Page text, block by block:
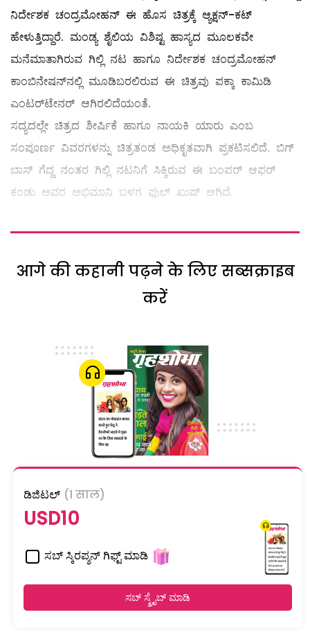
ನಿರ್ದೇಶಕ ಚಂದ್ರಮೋಹನ್ ಈ ಹೊಸ ಚಿತ್ರಕ್ಕೆ ಆ್ಯಕ್ಷನ್-ಕಟ್
ಹೇಳುತ್ತಿದ್ದಾರೆ. ಮಂಡ್ಯ ಶೈಲಿಯ ವಿಶಿಷ್ಟ ಹಾಸ್ಯದ ಮೂಲಕವೇ
ಮನೆಮಾತಾಗಿರುವ ಗಿಲ್ಲಿ ನಟ ಹಾಗೂ ನಿರ್ದೇಶಕ ಚಂದ್ರಮೋಹನ್
ಕಾಂಬಿನೇಷನ್‌ನಲ್ಲಿ ಮೂಡಿಬರಲಿರುವ ಈ ಚಿತ್ರವು ಪಕ್ಕಾ ಕಾಮಿಡಿ
ಎಂಟರ್‌ಟೇನರ್ ಆಗಿರಲಿದೆಯಂತೆ.
ಸದ್ಯದಲ್ಲೇ ಚಿತ್ರದ ಶೀರ್ಷಿಕೆ ಹಾಗೂ ನಾಯಕಿ ಯಾರು ಎಂಬ
ಸಂಪೂರ್ಣ ವಿವರಗಳನ್ನು ಚಿತ್ರತಂಡ ಅಧಿಕೃತವಾಗಿ ಪ್ರಕಟಿಸಲಿದೆ. ಬಿಗ್
ಬಾಸ್ ಗೆದ್ದ ನಂತರ ಗಿಲ್ಲಿ ನಟನಿಗೆ ಸಿಕ್ಕಿರುವ ಈ ಬಂಪರ್ ಆಫರ್
ಕಂಡು ಅವರ ಅಭಿಮಾನಿ ಬಳಗ ಫುಲ್ ಖುಷ್ ಆಗಿದೆ.
आगे की कहानी पढ़ने के लिए सब्सक्राइब
करें
ಡಿಜಿಟಲ್ (1 साल)
USD10
ಸಬ್ ಸ್ಕಿರಪ್ಶನ್ ಗಿಫ್ಟ್ ಮಾಡಿ
ಸಬ್ ಸ್ಕ್ರೈಬ್ ಮಾಡಿ